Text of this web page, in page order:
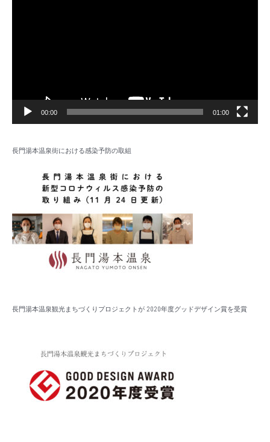
00:00 01:00
長門湯本温泉街における感染予防の取組
長門湯本温泉観光まちづくりプロジェクトが 2020年度グッドデザイン賞を受賞